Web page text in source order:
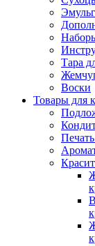
Тара
Воски
Товары для